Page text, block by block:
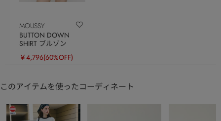
MOUSSY
BUTTON DOWN
SHIRT ブルゾン
￥4,796(60%OFF)
このアイテムを使ったコーディネート